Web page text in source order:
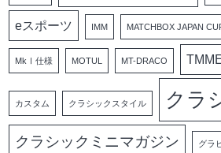
eスポーツ IMM MATCHBOX JAPAN
MkⅠ仕様 MOTUL MT-DRACO
カスタム クラシックスタイル クラ
クラシックミニマガジン グラ